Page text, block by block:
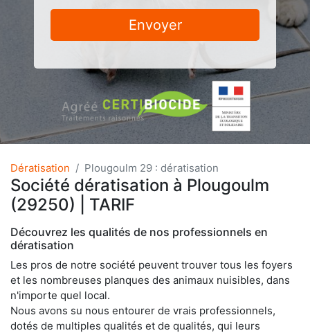
Envoyer
Dératisation Plougoulm 29 : dératisation
Société dératisation à Plougoulm
(29250) | TARIF
Découvrez les qualités de nos professionnels en
dératisation
Les pros de notre société peuvent trouver tous les foyers
et les nombreuses planques des animaux nuisibles, dans
n'importe quel local.
Nous avons su nous entourer de vrais professionnels,
dotés de multiples qualités et de qualités, qui leurs